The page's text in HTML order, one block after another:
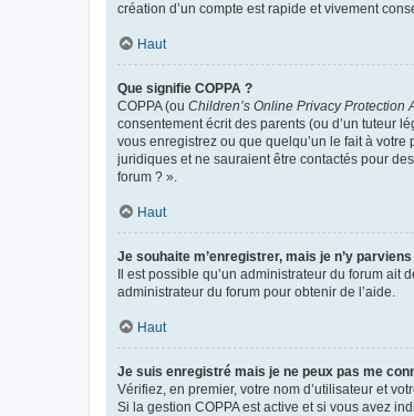
création d’un compte est rapide et vivement
Haut
Que signifie COPPA ?
COPPA (ou Children’s Online Privacy Protection
consentement écrit des parents (ou d’un tuteur
vous enregistrez ou que quelqu’un le fait à
juridiques et ne sauraient être contactés pour
forum ? ».
Haut
Je souhaite m’enregistrer, mais je n’y parviens
Il est possible qu’un administrateur du forum
administrateur du forum pour obtenir de l’aide.
Haut
Je suis enregistré mais je ne peux pas me
Vérifiez, en premier, votre nom d’utilisateur et
Si la gestion COPPA est active et si vous avez